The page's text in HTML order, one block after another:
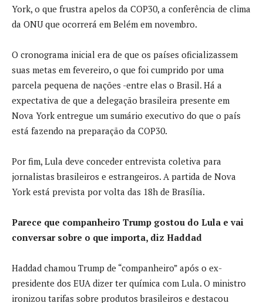
York, o que frustra apelos da COP30, a conferência de clima
da ONU que ocorrerá em Belém em novembro.
O cronograma inicial era de que os países oficializassem
suas metas em fevereiro, o que foi cumprido por uma
parcela pequena de nações -entre elas o Brasil. Há a
expectativa de que a delegação brasileira presente em
Nova York entregue um sumário executivo do que o país
está fazendo na preparação da COP30.
Por fim, Lula deve conceder entrevista coletiva para
jornalistas brasileiros e estrangeiros. A partida de Nova
York está prevista por volta das 18h de Brasília.
Parece que companheiro Trump gostou do Lula e vai
conversar sobre o que importa, diz Haddad
Haddad chamou Trump de “companheiro” após o ex-
presidente dos EUA dizer ter química com Lula. O ministro
ironizou tarifas sobre produtos brasileiros e destacou